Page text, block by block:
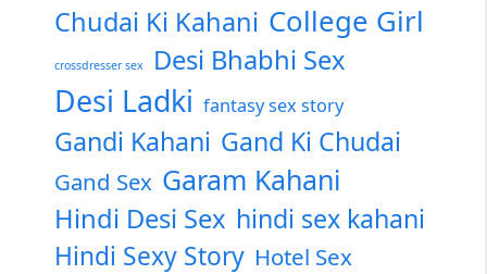
Chudai Ki Kahani College Girl
crossdresser sex Desi Bhabhi Sex
Desi Ladki fantasy sex story
Gandi Kahani Gand Ki Chudai
Gand Sex Garam Kahani
Hindi Desi Sex hindi sex kahani
Hindi Sexy Story Hotel Sex